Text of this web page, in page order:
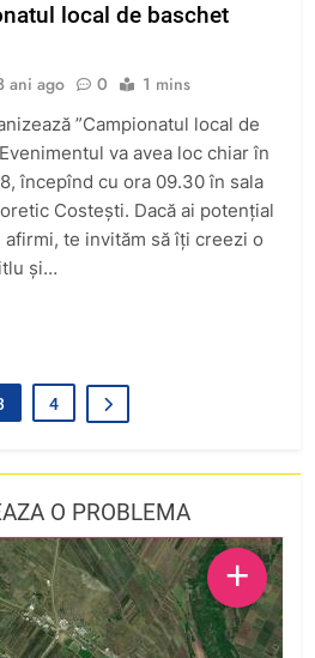
local de baschet
ani ago 0 1 mins
”Campionatul local de
va avea loc chiar în
începînd cu ora 09.30 în sala
Costești. Dacă ai potențial
te invităm să îți creezi o
și…
4
O PROBLEMA
+